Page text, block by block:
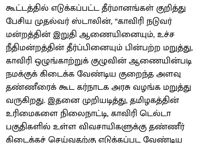
கூட்டத்தில் எடுக்கப்பட்ட தீர்மானங்கள் குறித்து
பேசிய முதல்வர் ஸ்டாலின், “காவிரி நடுவர்
மன்றத்தின் இறுதி ஆணையினையும், உச்ச
நீதிமன்றத்தின் தீர்ப்பினையும் பின்பற்ற மறுத்து,
காவிரி ஒழுங்காற்றுக் குழுவின் ஆணையின்படி
நமக்குக் கிடைக்க வேண்டிய குறைந்த அளவு
தண்ணீரைக் கூட கர்நாடக அரசு வழங்க மறுத்து
வருகிறது. இதனை முறியடித்து, தமிழகத்தின்
உரிமைகளை நிலைநாட்டி, காவிரி டெல்டா
பகுதிகளில் உள்ள விவசாயிகளுக்கு தண்ணீர்
கிடைக்கச் செய்வதற்கு எடுக்கப்பட வேண்டிய